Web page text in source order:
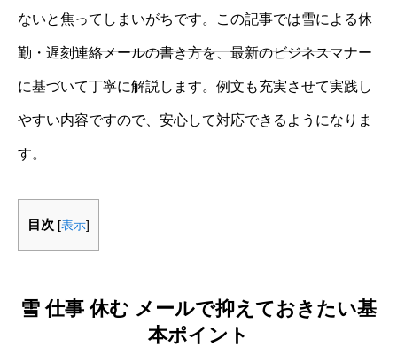
ないと焦ってしまいがちです。この記事では雪による休
勤・遅刻連絡メールの書き方を、最新のビジネスマナー
に基づいて丁寧に解説します。例文も充実させて実践し
やすい内容ですので、安心して対応できるようになりま
す。
目次 [表示]
雪 仕事 休む メールで抑えておきたい基
本ポイント